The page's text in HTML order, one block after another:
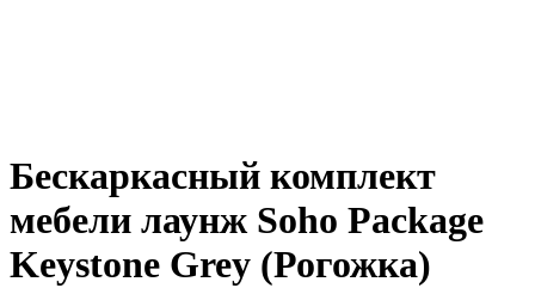
Бескаркасный комплект
мебели лаунж Soho Package
Keystone Grey (Рогожка)